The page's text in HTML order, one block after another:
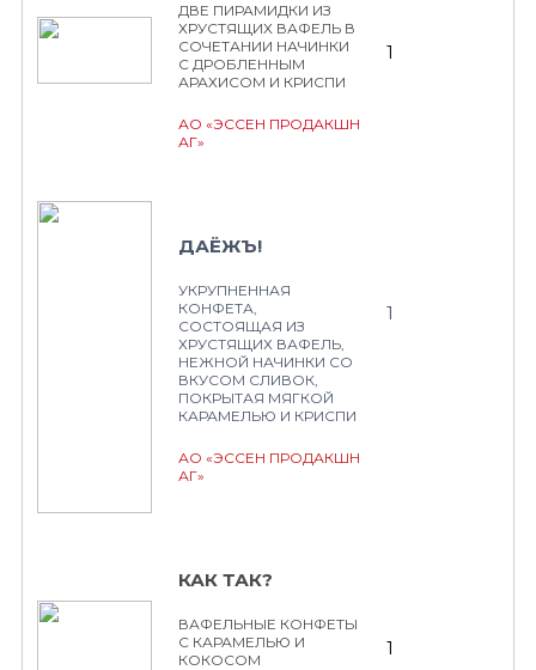
ДВЕ ПИРАМИДКИ ИЗ
ХРУСТЯЩИХ ВАФЕЛЬ В
СОЧЕТАНИИ НАЧИНКИ
С ДРОБЛЕННЫМ
АРАХИСОМ И КРИСПИ
АО «ЭССЕН ПРОДАКШН
АГ»
1
ДАЁЖЪ!
УКРУПНЕННАЯ
КОНФЕТА,
СОСТОЯЩАЯ ИЗ
ХРУСТЯЩИХ ВАФЕЛЬ,
НЕЖНОЙ НАЧИНКИ СО
ВКУСОМ СЛИВОК,
ПОКРЫТАЯ МЯГКОЙ
КАРАМЕЛЬЮ И КРИСПИ
АО «ЭССЕН ПРОДАКШН
АГ»
1
КАК ТАК?
ВАФЕЛЬНЫЕ КОНФЕТЫ
С КАРАМЕЛЬЮ И
КОКОСОМ
1